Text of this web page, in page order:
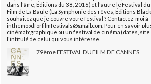
dans l'âme, Éditions du 38, 2016) et l'autre le Festival
Film de La Baule (La Symphonie des rêves, Éditions
souhaitez que je couvre votre festival ? Contactez-moi à
inthemoodforfilmfestivals@gmail.com. Pour en savoir
cinématographique ou un festival de cinéma (dates,
l'intitulé de celui qui vous intéresse.
79ème FESTIVAL DU FILM DE CANNES